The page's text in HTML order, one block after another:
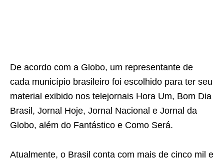
De acordo com a Globo, um representante de
cada município brasileiro foi escolhido para ter seu
material exibido nos telejornais Hora Um, Bom Dia
Brasil, Jornal Hoje, Jornal Nacional e Jornal da
Globo, além do Fantástico e Como Será.
Atualmente, o Brasil conta com mais de cinco mil e